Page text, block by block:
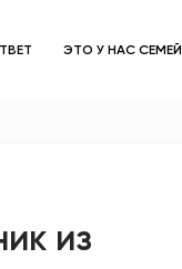
ЭТО У НАС
из